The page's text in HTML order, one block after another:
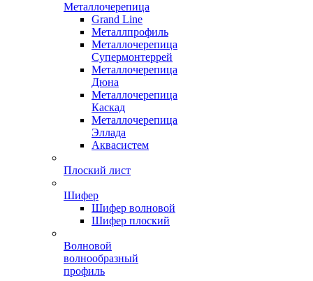
Металлочерепица
Grand Line
Металлпрофиль
Металлочерепица
Супермонтеррей
Металлочерепица
Дюна
Металлочерепица
Каскад
Металлочерепица
Эллада
Аквасистем
Плоский лист
Шифер
Шифер волновой
Шифер плоский
Волновой
волнообразный
профиль